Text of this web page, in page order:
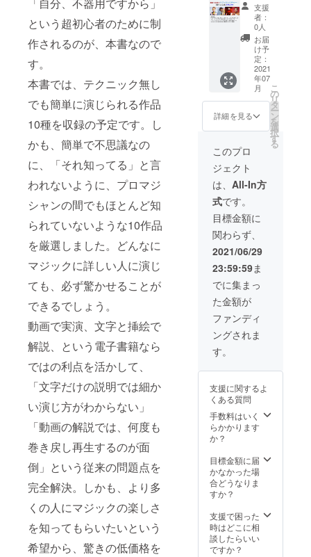
という超初心者のために制
作されるのが、本書なので
す。
本書では、テクニック無し
でも簡単に演じられる作品
10種を収録の予定です。し
かも、簡単で不思議なの
に、「それ知ってる」と言
われないように、プロマジ
シャンの間でもほとんど知
られていないような10作品
を厳選しました。どんなに
マジックに詳しい人に演じ
ても、必ず驚かせることが
できるでしょう。
動画で実演、文字と挿絵で
解説、という電子書籍なら
ではの利点を活かして、
「文字だけの説明では細か
い演じ方がわからない」
「動画の解説では、何度も
巻き戻し再生するのが面
倒」という従来の問題点を
完全解決。しかも、より多
くの人にマジックの楽しさ
を知ってもらいたいという
希望から、驚きの低価格を
と ７．
マジ
シャン
のため
の心理
学 ８．
接客の
現場に
て ９．
の話
け方
法：
メール
にて電
子記事
をお送
りしま
（@not
たは
@note.
らの送
信にな
りま
す。迷
ル振り
分けに
ご注意
くださ
い）
注）
note社
規定の
プレゼ
ント機
能に
よって
送付い
note書
籍です
が、
メール
配信し
ますの
カウン
トで閲
覧する
せん。
してお
ります
が、ク
ラウド
ファン
ディン
グ特典
として
割引に
てご提
供いた
https://
m/hirok
iryoo/m
/ma029
a84bb2
e8 お届
け方
法：
メール
子記事
をお送
りしま
す
（@not
e.muま
たは
らの送
信にな
りま
す。迷
惑メー
ル振り
くださ
い）
注）
プレゼ
ント機
能に
よって
トのリ
ターン
とし
て、同
料金で
販売し
た作品
です。
https://
camp-
fire.jp/p
view/36
0133
ヒー
ロー
ウッド
出版の
noteア
カウン
トでは
6000円
で販売
してお
ります
が、ク
ラウド
ファン
ディン
グ特典
として
供いた
しま
す。
https://
note.co
m/hirok
a84bb2
e8 お届
け方
にて電
子記事
をお送
りしま
動画
（エ
ディッ
ション
サファ
ア）』
をお届
けしま
す。 こ
の作品
は、
『マジ
シャン
たちに
活躍の
場
を！』
プロ
ジェク
トのリ
ターン
とし
て、同
料金で
販売し
た作品
です。
https://
camp-
view/36
ヒー
ロー
ウッド
出版の
noteア
トでは
6000円
で販売
してお
が、ク
ラウド
ファン
ディン
支援
者：
0人
お届
け予
定：
2021
年07
月
詳細を見る
こ
の
リ
タ
ー
ン
を
選
択
す
る
このプロ
ジェクト
は、 All-In方
式です。
目標金額に
関わらず、
2021/06/29
23:59:59ま
でに集まっ
た金額が
ファンディ
ングされま
す。
支援に関するよ
くある質問
手数料はいく
らかかります
か？
目標金額に届
かなかった場
合どうなりま
すか？
支援で困った
時はどこに相
談したらいい
ですか？